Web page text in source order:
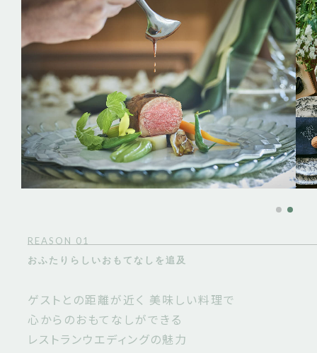
REASON 01
おふたりらしいおもてなしを追及
ゲストとの距離が近く 美味しい料理で
心からのおもてなしができる
レストランウエディングの魅力